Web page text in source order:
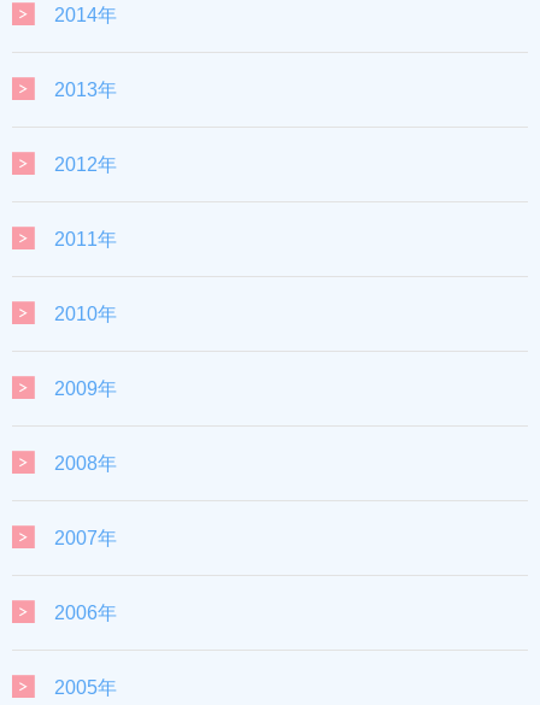
2014年
2013年
2012年
2011年
2010年
2009年
2008年
2007年
2006年
2005年